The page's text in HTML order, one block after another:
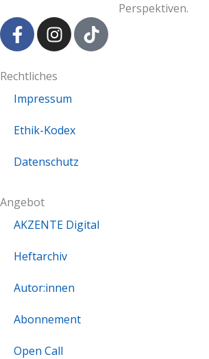
Perspektiven.
F
a
c
e
b
o
o
-
I
n
s
t
a
g
r
m
T
i
k
Rechtliches
Impressum
Ethik-Kodex
Datenschutz
Angebot
AKZENTE Digital
Heftarchiv
Autor:innen
Abonnement
Open Call